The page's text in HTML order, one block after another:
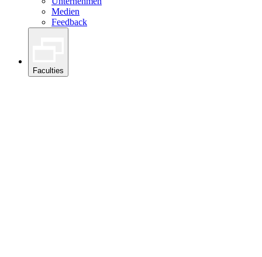
Medien
Feedback
Faculties